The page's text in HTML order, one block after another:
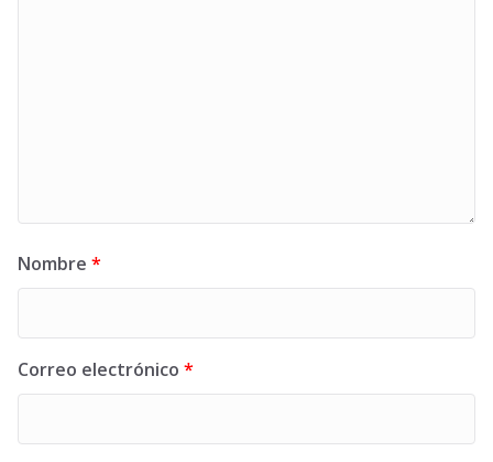
Nombre *
Correo electrónico *